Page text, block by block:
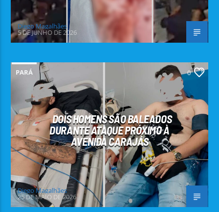
Diego Magalhães
5 DE JUNHO DE 2026
PARÁ 0
DOIS HOMENS SÃO BALEADOS
DURANTE ATAQUE PRÓXIMO À
AVENIDA CARAJÁS
Diego Magalhães
25 DE MAIO DE 2026